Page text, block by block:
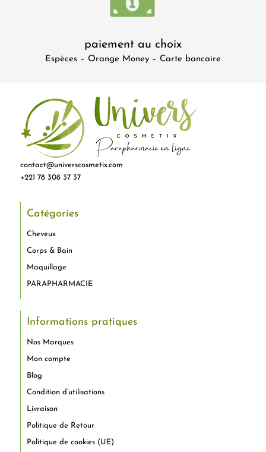
paiement au choix
Espèces – Orange Money – Carte bancaire
contact@universcosmetix.com
+221 78 308 37 37
Catégories
Cheveux
Corps & Bain
Maquillage
PARAPHARMACIE
Informations pratiques
Nos Marques
Mon compte
Blog
Condition d’utilisations
Livraison
Politique de Retour
Politique de cookies (UE)